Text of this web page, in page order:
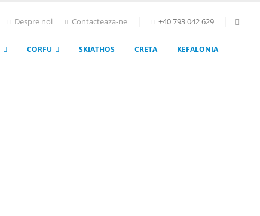
Despre noi Contacteaza-ne +40 793 042 629
CORFU SKIATHOS CRETA KEFALONIA